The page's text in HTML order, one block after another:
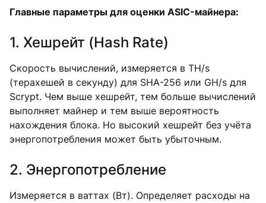
Главные параметры для оценки ASIC-майнера:
1. Хешрейт (Hash Rate)
Скорость вычислений, измеряется в TH/s
(терахешей в секунду) для SHA-256 или GH/s для
Scrypt. Чем выше хешрейт, тем больше вычислений
выполняет майнер и тем выше вероятность
нахождения блока. Но высокий хешрейт без учёта
энергопотребления может быть убыточным.
2. Энергопотребление
Измеряется в ваттах (Вт). Определяет расходы на